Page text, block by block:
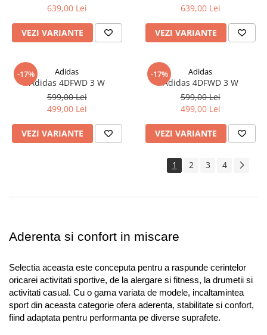
639,00 Lei
VEZI VARIANTE
639,00 Lei
VEZI VARIANTE
-17% Adidas
Adidas 4DFWD 3 W
599,00 Lei
499,00 Lei
VEZI VARIANTE
-17% Adidas
Adidas 4DFWD 3 W
599,00 Lei
499,00 Lei
VEZI VARIANTE
1 2 3 4
Aderenta si confort in miscare
Selectia aceasta este conceputa pentru a raspunde cerintelor
oricarei activitati sportive, de la alergare si fitness, la drumetii si
activitati casual. Cu o gama variata de modele, incaltamintea
sport din aceasta categorie ofera aderenta, stabilitate si confort,
fiind adaptata pentru performanta pe diverse suprafete.